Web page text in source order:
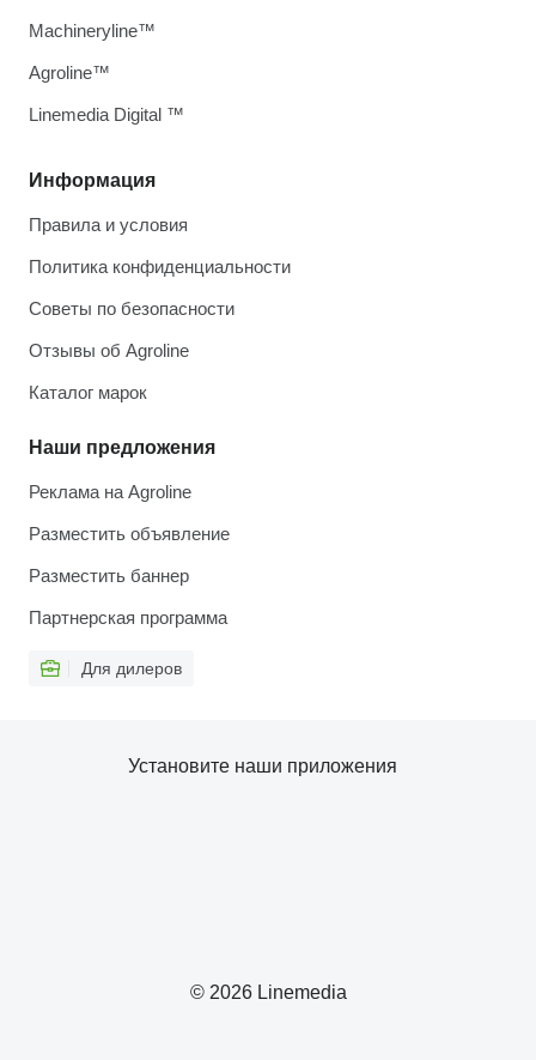
Информация
Правила и условия
Политика конфиденциальности
Советы по безопасности
Отзывы об Agroline
Каталог марок
Наши предложения
Реклама на Agroline
Разместить объявление
Разместить баннер
Партнерская программа
Для дилеров
Machineryline™
Agroline™
Linemedia Digital ™
© 2026 Linemedia
Установите наши приложения